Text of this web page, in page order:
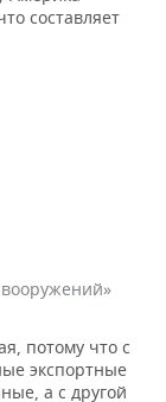
составляет
потому что с
экспортные
а с другой